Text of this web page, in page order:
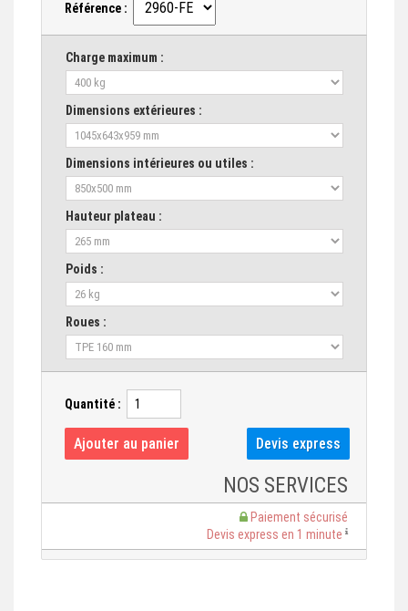
Référence :
Charge maximum :
Dimensions extérieures :
Dimensions intérieures ou utiles :
Hauteur plateau :
Poids :
Roues :
Quantité :
NOS SERVICES
Paiement sécurisé
Devis express en 1 minute